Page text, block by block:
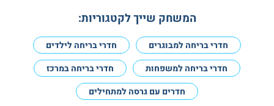
המשחק שייך לקטגוריות:
חדרי בריחה למבוגרים
חדרי בריחה לילדים
חדרי בריחה למשפחות
חדרי בריחה במרכז
חדרים עם גרסה למתחילים